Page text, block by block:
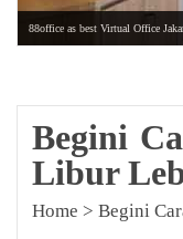
88office as best Virtual Office
Begini
Libur
Home > Begini